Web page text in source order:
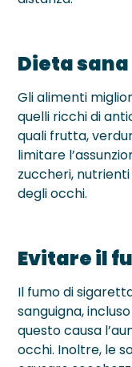
Dieta sana
Gli alimenti
quelli ricchi di
quali frutta,
limitare
zuccheri,
degli occhi.
Evitare il
Il fumo di
sanguigna,
questo causa
occhi. Inoltre, le